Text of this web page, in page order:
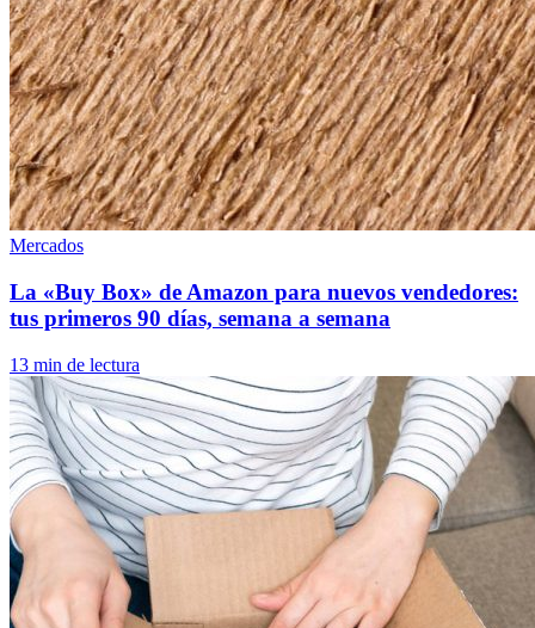
Mercados
La «Buy Box» de Amazon para nuevos vendedores:
tus primeros 90 días, semana a semana
13 min de lectura